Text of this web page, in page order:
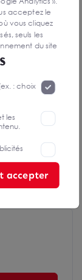
acceptez le
vous cliquez
seuls les
du site
consulter
internet, il
avez la
ne seront
: choix
les
accepter